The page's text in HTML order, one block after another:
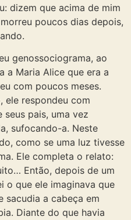
dizem que acima de mim
poucos dias depois,
genossociograma, ao
a Maria Alice que era a
com poucos meses.
ele respondeu com
pais, uma vez
sufocando-a. Neste
como se uma luz tivesse
Ele completa o relato:
Então, depois de um
o que ele imaginava que
sacudia a cabeça em
Diante do que havia